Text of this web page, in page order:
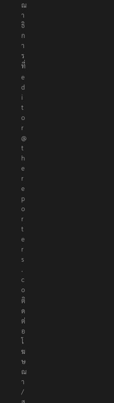
ณ
า
ธิ
ก
า
ร
ที่
e
d
i
t
o
r
@
t
h
e
r
e
p
o
r
t
e
r
s
.
c
o
ติ
ด
ต่
อ
โ
ฆ
ษ
ณ
า
/